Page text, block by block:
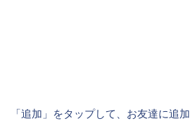
「追加」をタップして、お友達に追加